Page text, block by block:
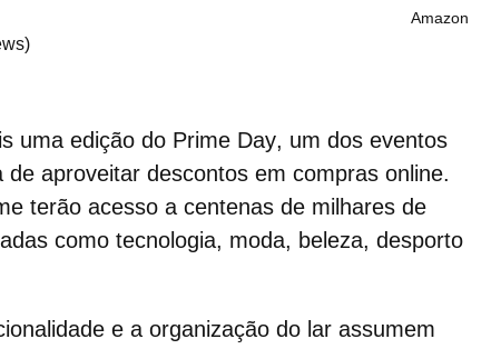
Amazon
uma edição do Prime Day, um dos eventos
aproveitar descontos em compras online.
terão acesso a centenas de milhares de
como tecnologia, moda, beleza, desporto
e a organização do lar assumem